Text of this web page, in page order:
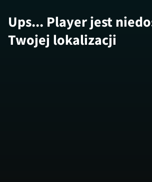
Ups... Player jest
Twojej lokalizacji